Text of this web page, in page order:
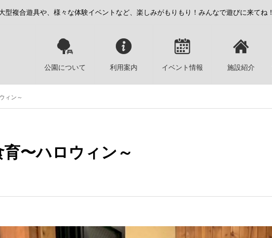
複合遊具や、様々な体験イベントなど、楽しみがもりもり！みんなで遊びに来てね！
公園について 利用案内 イベント情報 施設紹介
ィン～
育〜ハロウィン～